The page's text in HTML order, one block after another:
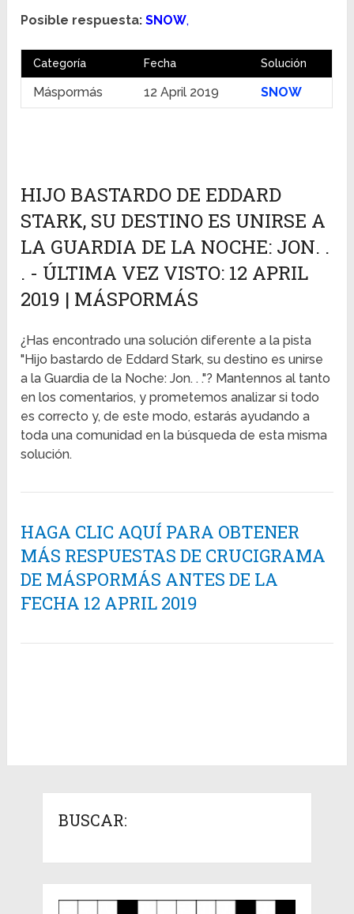
Posible respuesta: SNOW,
Categoría Fecha Solución
Máspormás 12 April 2019 SNOW
HIJO BASTARDO DE EDDARD
STARK, SU DESTINO ES UNIRSE A
LA GUARDIA DE LA NOCHE: JON. .
. - ÚLTIMA VEZ VISTO: 12 APRIL
2019 | MÁSPORMÁS
¿Has encontrado una solución diferente a la pista
"Hijo bastardo de Eddard Stark, su destino es unirse
a la Guardia de la Noche: Jon. . ."? Mantennos al tanto
en los comentarios, y prometemos analizar si todo
es correcto y, de este modo, estarás ayudando a
toda una comunidad en la búsqueda de esta misma
solución.
HAGA CLIC AQUÍ PARA OBTENER
MÁS RESPUESTAS DE CRUCIGRAMA
DE MÁSPORMÁS ANTES DE LA
FECHA 12 APRIL 2019
BUSCAR: